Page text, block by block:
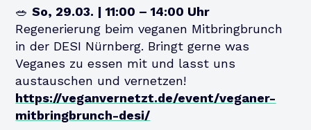
🥗So, 29.03. | 11:00 – 14:00 Uhr
Regenerierung beim veganen Mitbringbrunch
in der DESI Nürnberg. Bringt gerne was
Veganes zu essen mit und lasst uns
austauschen und vernetzen!
https://veganvernetzt.de/event/veganer-
mitbringbrunch-desi/